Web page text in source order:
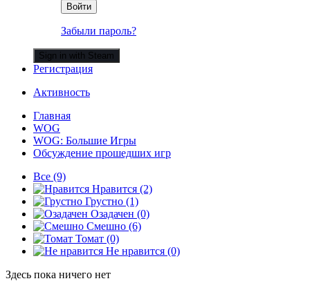
Войти
Забыли пароль?
Sign in with Steam
Регистрация
Активность
Главная
WOG
WOG: Большие Игры
Обсуждение прошедших игр
Все (9)
Нравится (2)
Грустно (1)
Озадачен (0)
Смешно (6)
Томат (0)
Не нравится (0)
Здесь пока ничего нет